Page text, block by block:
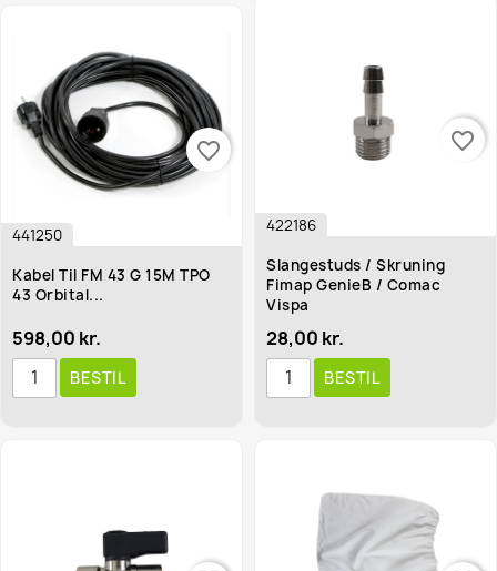
441250
Kabel Til FM 43 G 15M TPO
43 Orbital...
598,00 kr.
BESTIL
favorite_border
422186
Slangestuds / Skruning
Fimap GenieB / Comac
Vispa
28,00 kr.
BESTIL
favorite_border